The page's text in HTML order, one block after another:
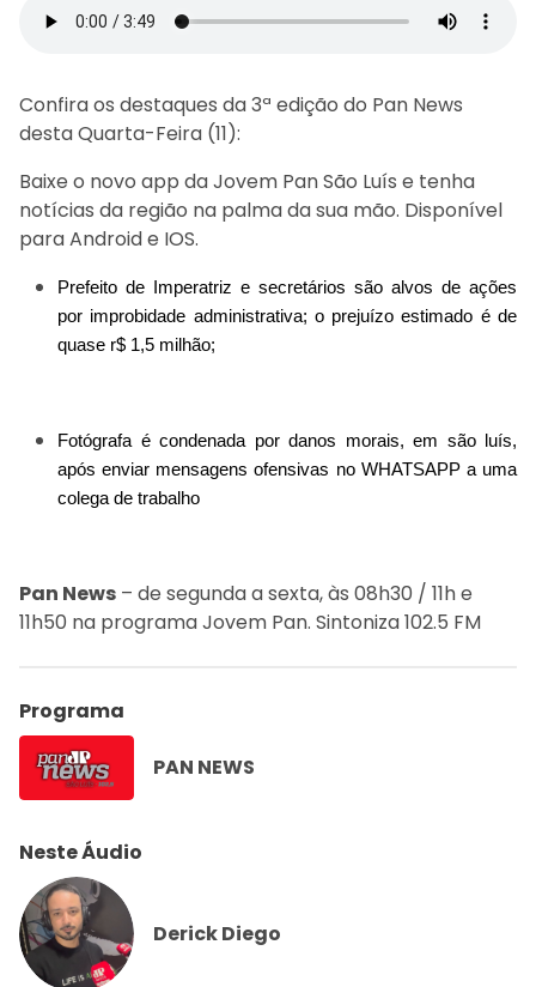
Confira os destaques da 3ª edição do Pan News
desta Quarta-Feira (11):
Baixe o novo app da Jovem Pan São Luís e tenha
notícias da região na palma da sua mão. Disponível
para Android e IOS.
Prefeito de Imperatriz e secretários são alvos de ações
por improbidade administrativa; o prejuízo estimado é de
quase r$ 1,5 milhão;
Fotógrafa é condenada por danos morais, em são luís,
após enviar mensagens ofensivas no WHATSAPP a uma
colega de trabalho
Pan News – de segunda a sexta, às 08h30 / 11h e
11h50 na programa Jovem Pan. Sintoniza 102.5 FM
Programa
PAN NEWS
Neste Áudio
Derick Diego